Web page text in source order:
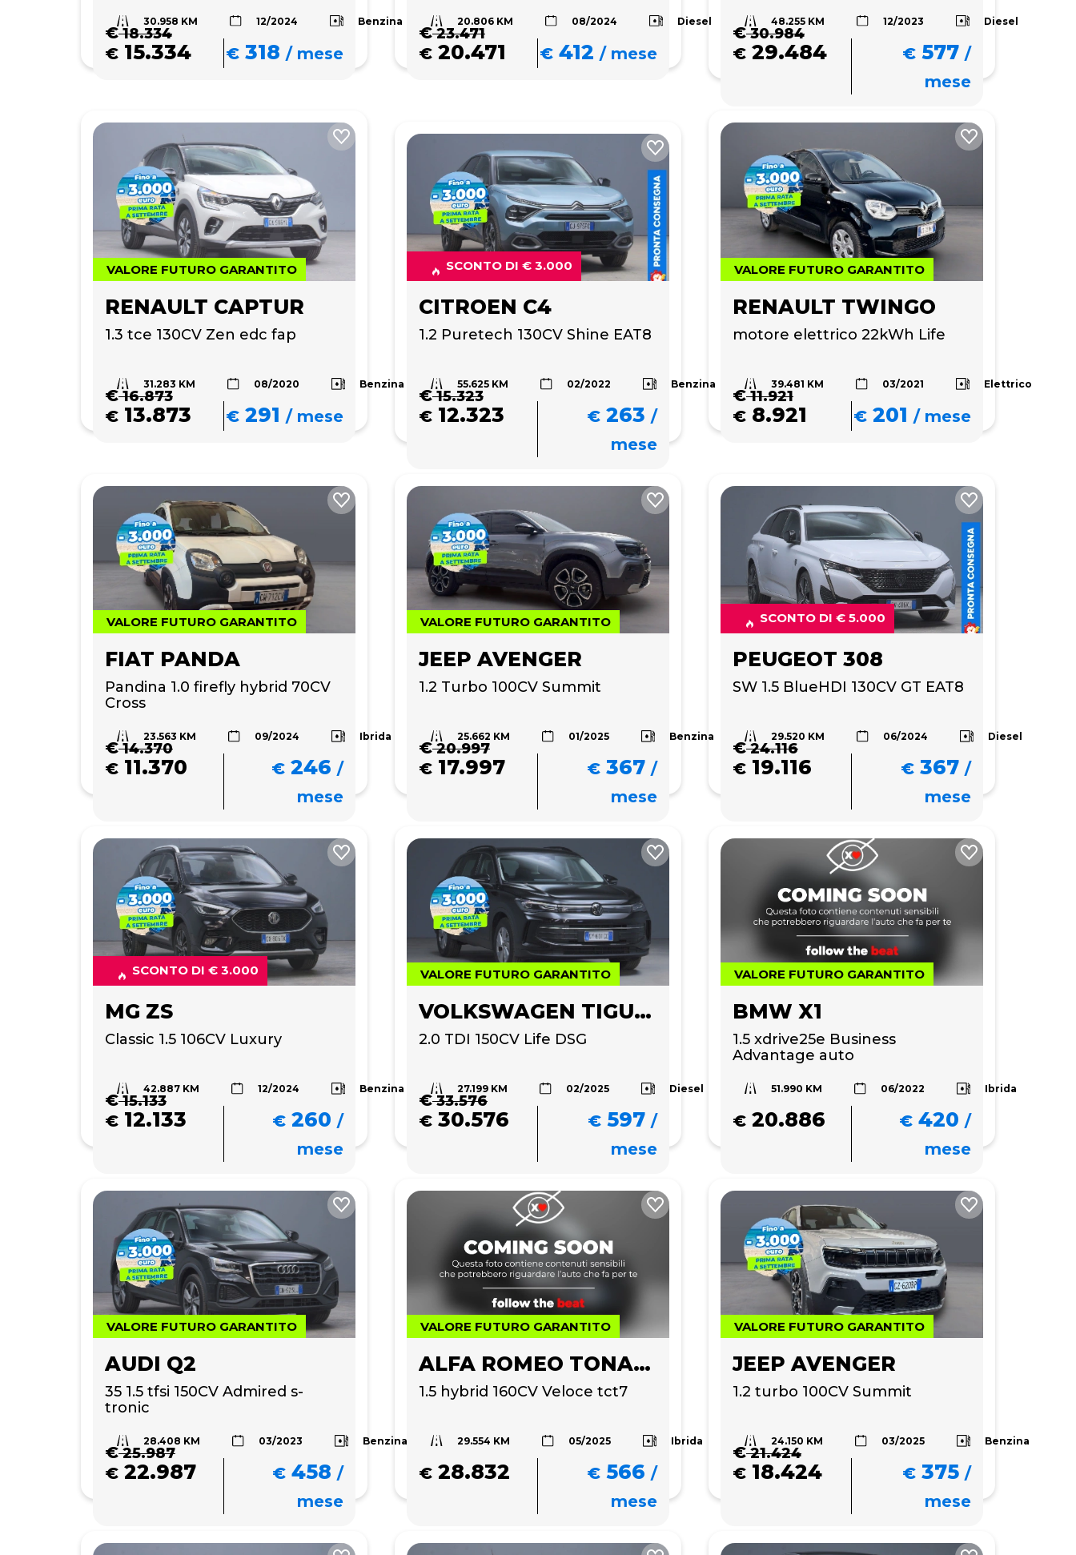
30.958 KM 12/2024 Benzina
€18.334
€ 15.334 € 318 /mese
20.806 KM 08/2024 Diesel
€23.471
€ 20.471 € 412 /mese
48.255 KM 12/2023 Diesel
€30.984
€ 29.484 € 577 /
mese
VALORE FUTURO GARANTITO
RENAULT CAPTUR
1.3 tce 130CV Zen edc fap
31.283 KM 08/2020 Benzina
€16.873
€ 13.873 € 291 / mese
SCONTO DI € 3.000
CITROEN C4
1.2 Puretech 130CV Shine EAT8
55.625 KM 02/2022 Benzina
€15.323
€ 12.323 € 263 /
mese
VALORE FUTURO GARANTITO
RENAULT TWINGO
motore elettrico 22kWh Life
39.481 KM 03/2021 Elettrico
€11.921
€ 8.921 € 201 / mese
VALORE FUTURO GARANTITO
FIAT PANDA
Pandina 1.0 firefly hybrid 70CV
Cross
23.563 KM 09/2024 Ibrida
€14.370
€ 11.370 € 246 /
mese
VALORE FUTURO GARANTITO
JEEP AVENGER
1.2 Turbo 100CV Summit
25.662 KM 01/2025 Benzina
€20.997
€ 17.997 € 367 /
mese
SCONTO DI € 5.000
PEUGEOT 308
SW 1.5 BlueHDI 130CV GT EAT8
29.520 KM 06/2024 Diesel
€24.116
€ 19.116 € 367 /
mese
SCONTO DI € 3.000
MG ZS
Classic 1.5 106CV Luxury
42.887 KM 12/2024 Benzina
€15.133
€ 12.133 € 260 /
mese
VALORE FUTURO GARANTITO
VOLKSWAGEN TIGUAN
2.0 TDI 150CV Life DSG
27.199 KM 02/2025 Diesel
€33.576
€ 30.576 € 597 /
mese
VALORE FUTURO GARANTITO
BMW X1
1.5 xdrive25e Business
Advantage auto
51.990 KM 06/2022 Ibrida
€ 20.886 € 420 /
mese
VALORE FUTURO GARANTITO
AUDI Q2
35 1.5 tfsi 150CV Admired s-
tronic
28.408 KM 03/2023 Benzina
€25.987
€ 22.987 € 458 /
mese
VALORE FUTURO GARANTITO
ALFA ROMEO TONALE
1.5 hybrid 160CV Veloce tct7
29.554 KM 05/2025 Ibrida
€ 28.832 € 566 /
mese
VALORE FUTURO GARANTITO
JEEP AVENGER
1.2 turbo 100CV Summit
24.150 KM 03/2025 Benzina
€21.424
€ 18.424 € 375 /
mese